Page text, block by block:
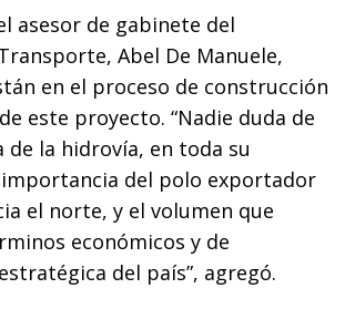
asesor de gabinete del
Abel De Manuele,
en el proceso de construcción
este proyecto. “Nadie duda de
la hidrovía, en toda su
del polo exportador
el norte, y el volumen que
económicos y de
del país”, agregó.